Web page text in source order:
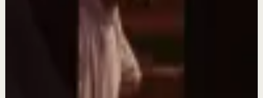
Esto es lo que hace felices a los humanos…
#tevasamorir #huracandreyfus #diegodreyfus